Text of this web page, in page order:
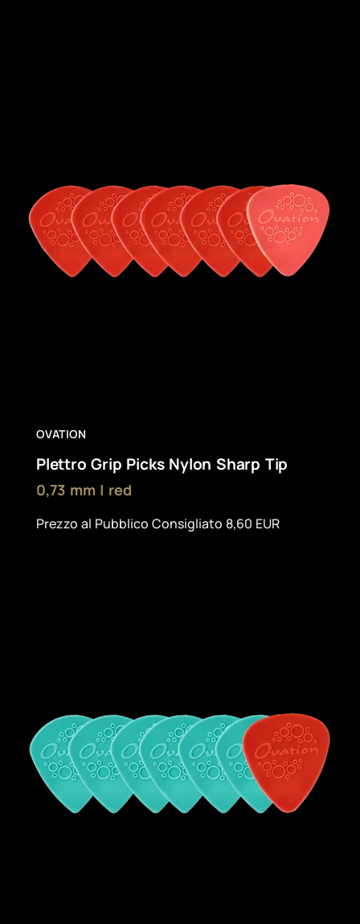
OVATION
Plettro Grip Picks Nylon Sharp Tip
0,73 mm | red
Prezzo al Pubblico Consigliato 8,60 EUR